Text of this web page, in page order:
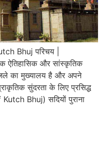
Bhuj परिचय |
ऐतिहासिक और सांस्कृतिक
का मुख्यालय है और अपने
सुंदरता के लिए प्रसिद्ध
Bhuj) सदियों पुराना